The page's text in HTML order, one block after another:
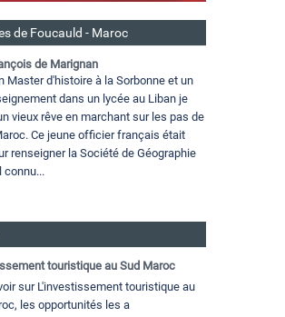
de Foucauld - Maroc
de Marignan
Master d'histoire à la Sorbonne et un
dans un lycée au Liban je
vieux rêve en marchant sur les pas de
Ce jeune officier français était
renseigner la Société de Géographie
connu...
touristique au Sud Maroc
sur L'investissement touristique au
les opportunités les a